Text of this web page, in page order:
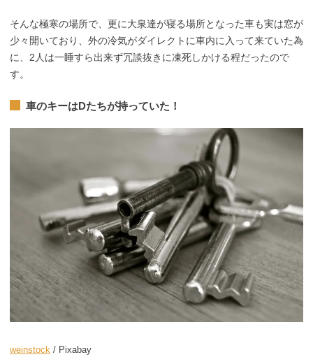
そんな極寒の場所で、更に大泉達が寝る場所となった車も実は窓が
少々開いており、外の冷気がダイレクトに車内に入って来ていた為
に、2人は一睡すら出来ず冗談抜きに凍死しかける程だったので
す。
車のキーはDたちが持っていた！
weinstock / Pixabay